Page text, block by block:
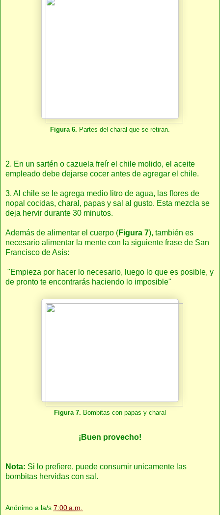
Figura 6. Partes del charal que se retiran.
2. En un sartén o cazuela freír el chile molido, el aceite
empleado debe dejarse cocer antes de agregar el chile.
3. Al chile se le agrega medio litro de agua, las flores de
nopal cocidas, charal, papas y sal al gusto. Esta mezcla se
deja hervir durante 30 minutos.
Además de alimentar el cuerpo (Figura 7), también es
necesario alimentar la mente con la siguiente frase de San
Francisco de Asís:
"Empieza por hacer lo necesario, luego lo que es posible, y
de pronto te encontrarás haciendo lo imposible"
Figura 7. Bombitas con papas y charal
¡Buen provecho!
Nota: Si lo prefiere, puede consumir unicamente las
bombitas hervidas con sal.
Anónimo a la/s 7:00 a.m.